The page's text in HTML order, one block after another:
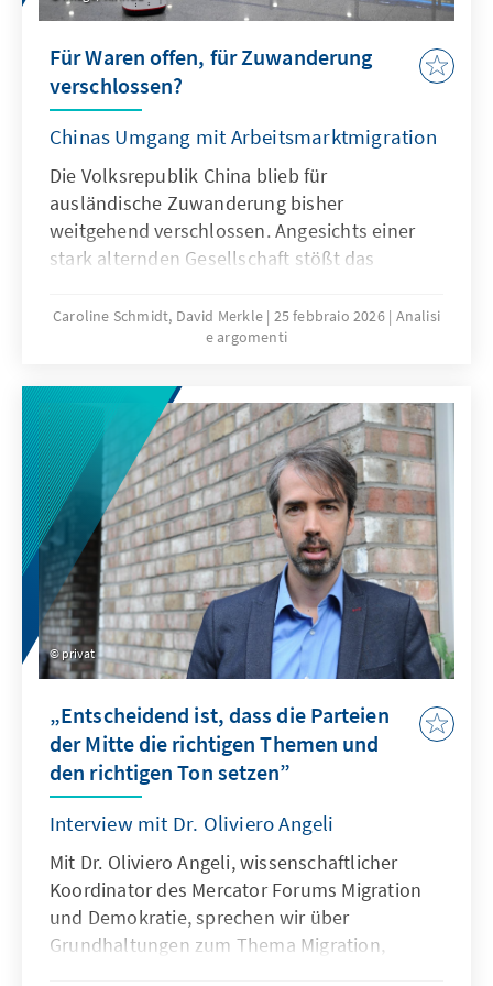
Für Waren offen, für Zuwanderung
verschlossen?
Chinas Umgang mit Arbeitsmarktmigration
Die Volksrepublik China blieb für
ausländische Zuwanderung bisher
weitgehend verschlossen. Angesichts einer
stark alternden Gesellschaft stößt das
seine Grenzen, was die gezielte Anwerbung
ausländischer Fach- und Arbeitskräfte auf
Deutschland und Europa könnte mit China ein
neuer Wettbewerber im globalen Wettbewerb
um Talente entstehen.
Caroline Schmidt, David Merkle 25 febbraio 2026 Analisi
e argomenti
privat
„Entscheidend ist, dass die Parteien
der Mitte die richtigen Themen und
den richtigen Ton setzen”
Interview mit Dr. Oliviero Angeli
Mit Dr. Oliviero Angeli, wissenschaftlicher
Koordinator des Mercator Forums Migration
und Demokratie, sprechen wir über
Grundhaltungen zum Thema Migration,